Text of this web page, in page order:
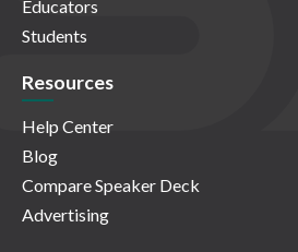
Educators
Students
Resources
Help Center
Blog
Compare Speaker Deck
Advertising